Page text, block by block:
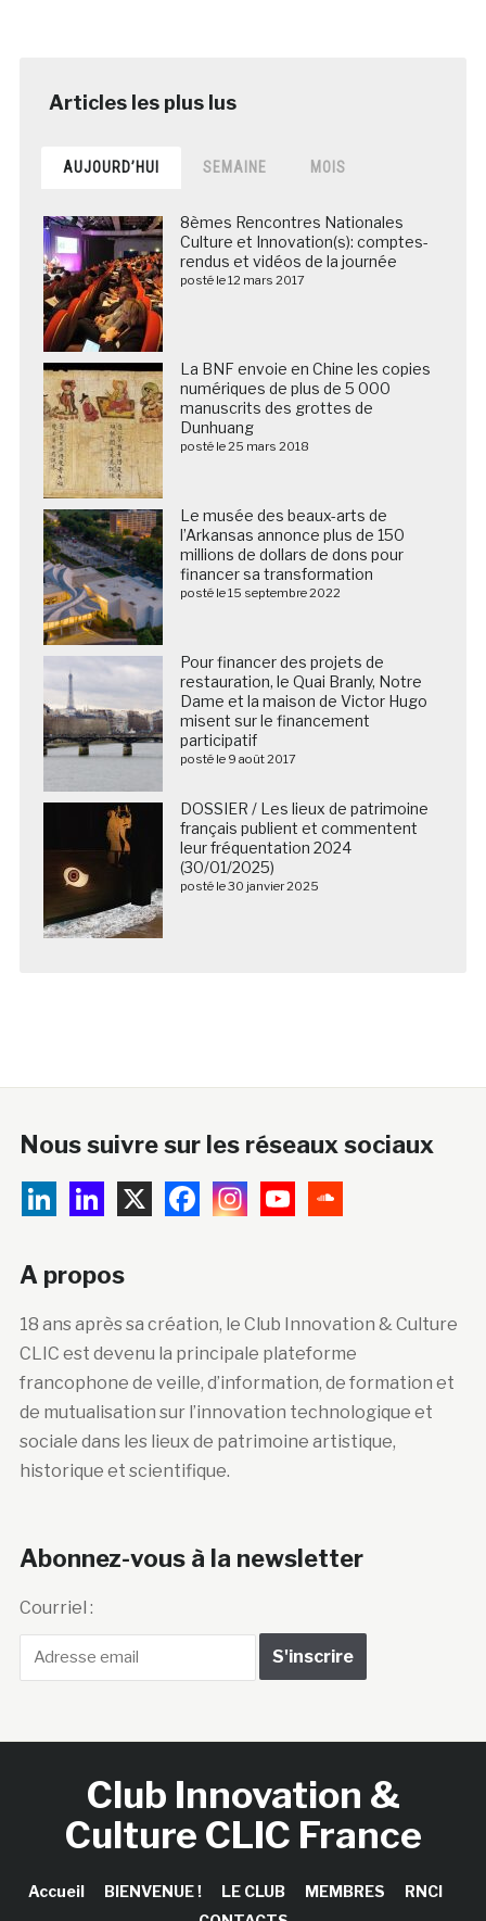
AUJOURD’HUI SEMAINE MOIS
8èmes Rencontres Nationales
Culture et Innovation(s): comptes-
rendus et vidéos de la journée
posté le 12 mars 2017
La BNF envoie en Chine les copies
numériques de plus de 5 000
manuscrits des grottes de
Dunhuang
posté le 25 mars 2018
Le musée des beaux-arts de
l’Arkansas annonce plus de 150
millions de dollars de dons pour
financer sa transformation
posté le 15 septembre 2022
Pour financer des projets de
restauration, le Quai Branly, Notre
Dame et la maison de Victor Hugo
misent sur le financement
participatif
posté le 9 août 2017
DOSSIER / Les lieux de patrimoine
français publient et commentent
leur fréquentation 2024
(30/01/2025)
posté le 30 janvier 2025
Nous suivre sur les réseaux sociaux
A propos
18 ans après sa création, le Club Innovation & Culture
CLIC est devenu la principale plateforme
francophone de veille, d’information, de formation et
de mutualisation sur l’innovation technologique et
sociale dans les lieux de patrimoine artistique,
historique et scientifique.
Abonnez-vous à la newsletter
Courriel :
Club Innovation &
Culture CLIC France
Accueil BIENVENUE ! LE CLUB MEMBRES
RNCI